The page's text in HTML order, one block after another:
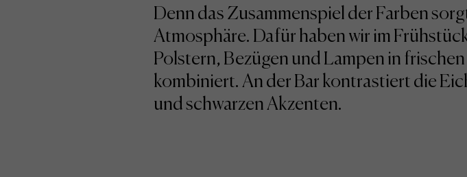
Denn das Zusammenspiel der Farben
Atmosphäre. Dafür haben wir im
Polstern, Bezügen und Lampen in
kombiniert. An der Bar kontrastiert die
und schwarzen Akzenten.